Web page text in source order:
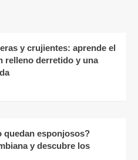
y crujientes: aprende el
relleno derretido y una
quedan esponjosos?
y descubre los